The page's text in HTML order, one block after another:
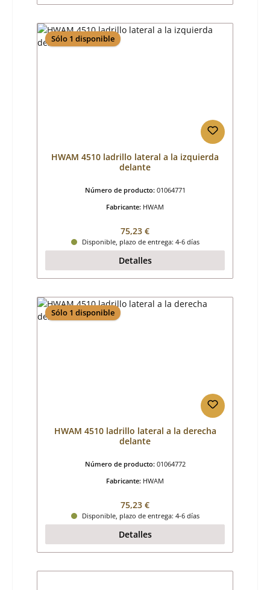
Sólo 1 disponible
HWAM 4510 ladrillo lateral a la izquierda
delante
Número de producto: 01064771
Fabricante: HWAM
Precio normal:
75,23 €
Disponible, plazo de entrega: 4-6 días
Detalles
Sólo 1 disponible
HWAM 4510 ladrillo lateral a la derecha
delante
Número de producto: 01064772
Fabricante: HWAM
Precio normal:
75,23 €
Disponible, plazo de entrega: 4-6 días
Detalles